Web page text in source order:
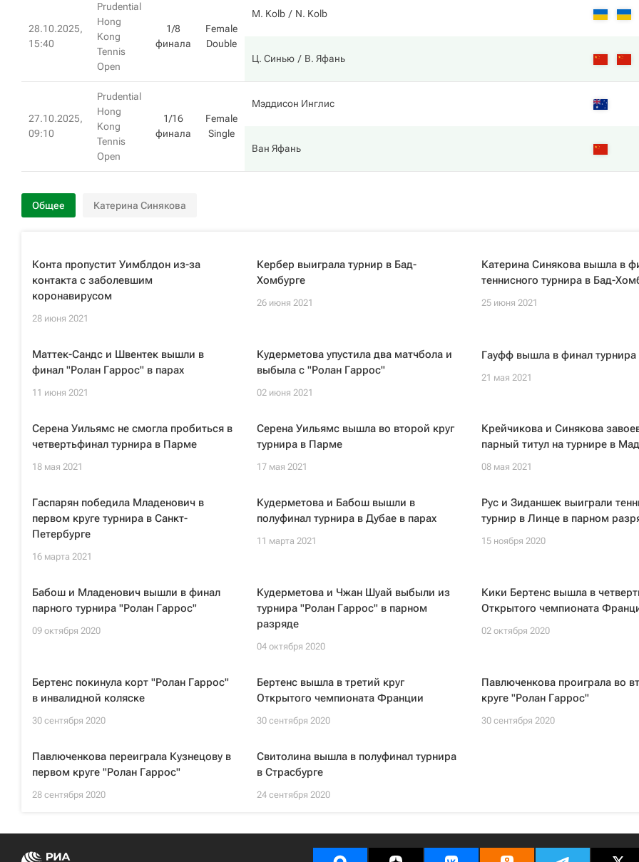
28.10.2025,
15:40
Prudential
Hong
Kong
Tennis
Open
1/8
финала
Female
Double
M. Kolb N. Kolb
Ц. Синью В. Яфань
27.10.2025,
09:10
Prudential
Hong
Kong
Tennis
Open
1/16
финала
Female
Single
Мэддисон Инглис
Ван Яфань
Общее Катерина Синякова
Конта пропустит Уимблдон из-за
контакта с заболевшим
коронавирусом
28 июня 2021
Кербер выиграла турнир в Бад-
Хомбурге
26 июня 2021
Катерина Синякова вышла в
теннисного турнира в Бад-
25 июня 2021
Маттек-Сандс и Швентек вышли в
финал "Ролан Гаррос" в парах
11 июня 2021
Кудерметова упустила два матчбола и
выбыла с "Ролан Гаррос"
02 июня 2021
Гауфф вышла в финал
21 мая 2021
Серена Уильямс не смогла пробиться в
четвертьфинал турнира в Парме
18 мая 2021
Серена Уильямс вышла во второй круг
турнира в Парме
17 мая 2021
Крейчикова и Синякова
парный титул на турнире в
08 мая 2021
Гаспарян победила Младенович в
первом круге турнира в Санкт-
Петербурге
16 марта 2021
Кудерметова и Бабош вышли в
полуфинал турнира в Дубае в парах
11 марта 2021
Рус и Зиданшек выиграли
турнир в Линце в парном
15 ноября 2020
Бабош и Младенович вышли в финал
парного турнира "Ролан Гаррос"
09 октября 2020
Кудерметова и Чжан Шуай выбыли из
турнира "Ролан Гаррос" в парном
разряде
04 октября 2020
Кики Бертенс вышла в
Открытого чемпионата
02 октября 2020
Бертенс покинула корт "Ролан Гаррос"
в инвалидной коляске
30 сентября 2020
Бертенс вышла в третий круг
Открытого чемпионата Франции
30 сентября 2020
Павлюченкова проиграла во
круге "Ролан Гаррос"
30 сентября 2020
Павлюченкова переиграла Кузнецову в
первом круге "Ролан Гаррос"
28 сентября 2020
Свитолина вышла в полуфинал турнира
в Страсбурге
24 сентября 2020